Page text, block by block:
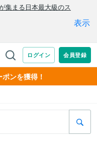
ンを獲得！